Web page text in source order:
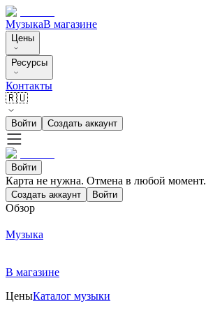
МузыкаВ магазине
Цены
Ресурсы
Контакты
🇷🇺
Войти Создать аккаунт
Войти
Карта не нужна. Отмена в любой момент.
Создать аккаунт Войти
Обзор
Музыка
В магазине
ЦеныКаталог музыки